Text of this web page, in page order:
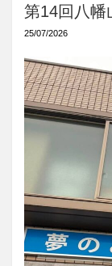
第14回八幡
25/07/2026